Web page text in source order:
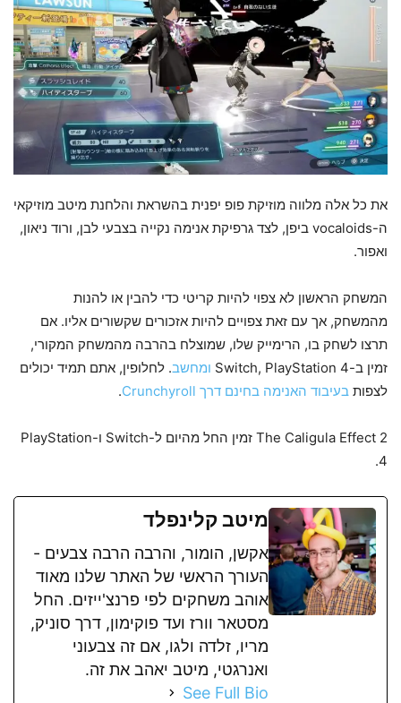
את כל אלה מלווה מוזיקת פופ יפנית בהשראת והלחנת מיטב מוזיקאי
ה-vocaloids ביפן, לצד גרפיקת אנימה נקייה בצבעי לבן, ורוד ניאון,
ואפור.
המשחק הראשון לא צפוי להיות קריטי כדי להבין או להנות
מהמשחק, אך עם זאת צפויים להיות אזכורים שקשורים אליו. אם
תרצו לשחק בו, הרימייק שלו, שמוצלח בהרבה מהמשחק המקורי,
זמין ב-Switch, PlayStation 4
ומחשב. לחלופין, אתם תמיד יכולים
לצפות בעיבוד האנימה בחינם דרך Crunchyroll .
The Caligula Effect 2 זמין החל מהיום ל-Switch ו-PlayStation
4.
מיטב קלינפלד
אקשן, הומור, והרבה הרבה צבעים -
העורך הראשי של האתר שלנו מאוד
אוהב משחקים לפי פרנצ'ייזים. החל
מסטאר וורז ועד פוקימון, דרך סוניק,
מריו, זלדה ולגו, אם זה צבעוני
ואנרגטי, מיטב יאהב את זה.
See Full Bio